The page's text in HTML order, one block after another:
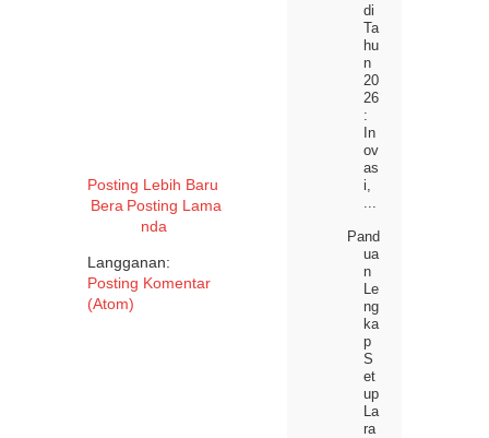
Posting Lebih Baru
Posting Lama
Bera
nda
Langganan:
Posting Komentar
(Atom)
di
Ta
hu
n
20
26
:
In
ov
as
i,
Pand
ua
n
Le
ng
ka
p
S
et
up
La
ra